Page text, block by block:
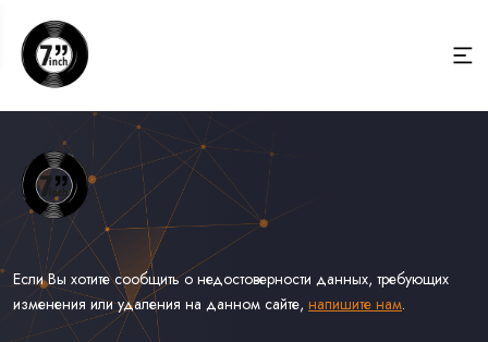
Если Вы хотите сообщить о недостоверности данных, требующих
изменения или удаления на данном сайте, напишите нам.